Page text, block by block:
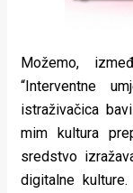
Možemo,
“Interventne
istraživačica
mim kultura
sredstvo
digitalne